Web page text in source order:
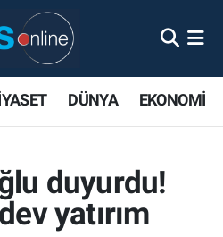
DÜNYA EKONOMİ
duyurdu!
yatırım